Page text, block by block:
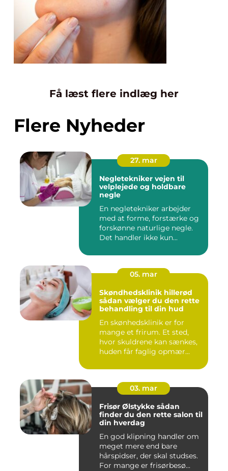
Få læst flere indlæg her
Flere Nyheder
27. mar
Negletekniker vejen til
velplejede og holdbare
negle
En negletekniker arbejder
med at forme, forstærke og
forskønne naturlige negle.
Det handler ikke kun...
05. mar
Skøndhedsklinik hillerød
sådan vælger du den rette
behandling til din hud
En skønhedsklinik er for
mange et frirum. Et sted,
hvor skuldrene kan sænkes,
huden får faglig opmær...
03. mar
Frisør Ølstykke sådan
finder du den rette salon til
din hverdag
En god klipning handler om
meget mere end bare
hårspidser, der skal studses.
For mange er frisørbesø...